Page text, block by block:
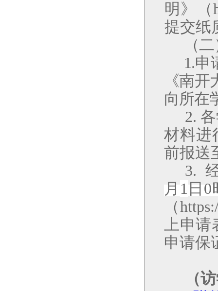
明》（
提交纸
（二
1.申
《南开
向所在
2.
材料进
前报送
3.
月 1 日 0
（
上申
申请保
（